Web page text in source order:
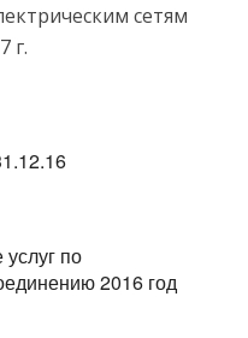
сетям
г.
по
2016 год